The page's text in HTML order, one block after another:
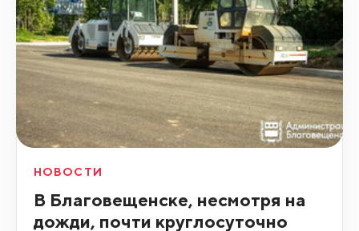
НОВОСТИ
В Благовещенске, несмотря на
дожди, почти круглосуточно